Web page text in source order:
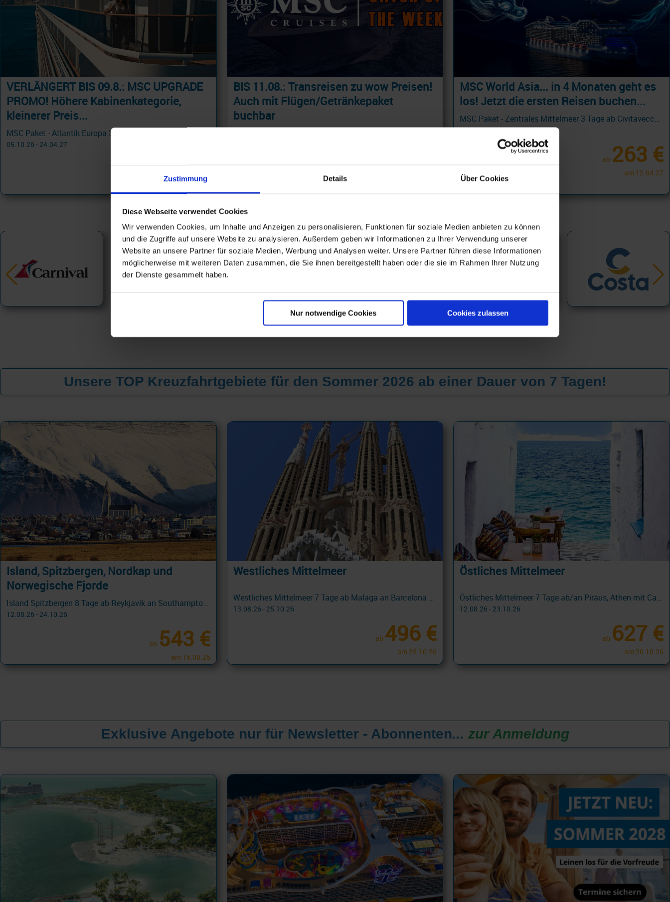
Zustimmung Details Über Cookies
Diese Webseite verwendet Cookies
Wir verwenden Cookies, um Inhalte und Anzeigen zu personalisieren, Funktionen für soziale Medien anbieten zu können
und die Zugriffe auf unsere Website zu analysieren. Außerdem geben wir Informationen zu Ihrer Verwendung unserer
Website an unsere Partner für soziale Medien, Werbung und Analysen weiter. Unsere Partner führen diese Informationen
möglicherweise mit weiteren Daten zusammen, die Sie ihnen bereitgestellt haben oder die sie im Rahmen Ihrer Nutzung
der Dienste gesammelt haben.
Nur notwendige Cookies Cookies zulassen
VERLÄNGERT BIS 09.8.: MSC UPGRADE
PROMO! Höhere Kabinenkategorie,
kleinerer Preis...
05.10.26 - 24.04.27
283 €
BIS 11.08.: Transreisen zu wow Preisen!
Auch mit Flügen/Getränkepaket
buchbar
MSC World Asia... in 4 Monaten geht es
los! Jetzt die ersten Reisen buchen...
MSC Paket - Zentrales Mittelmeer 3 Tage ab Civitavecchia - Rom an Valletta - HOLIDAY BREAKS mit Cashback
04.12.26 - 01.11.28
ab 263 €
am 12.04.27
Unsere TOP Kreuzfahrtgebiete für den Sommer 2026 ab einer Dauer von 7 Tagen!
Island, Spitzbergen, Nordkap und
Norwegische Fjorde
Island Spitzbergen 8 Tage ab Reykjavik an Southampton mit Cashback
12.08.26 - 24.10.26
ab 543 €
am 16.08.26
Westliches Mittelmeer
Westliches Mittelmeer 7 Tage ab Malaga an Barcelona mit Cashback
13.08.26 - 25.10.26
ab 496 €
am 25.10.26
Östliches Mittelmeer
Östliches Mittelmeer 7 Tage ab/an Piräus, Athen mit Cashback
12.08.26 - 23.10.26
ab 627 €
am 20.10.26
Exklusive Angebote nur für Newsletter - Abonnenten... zur Anmeldung